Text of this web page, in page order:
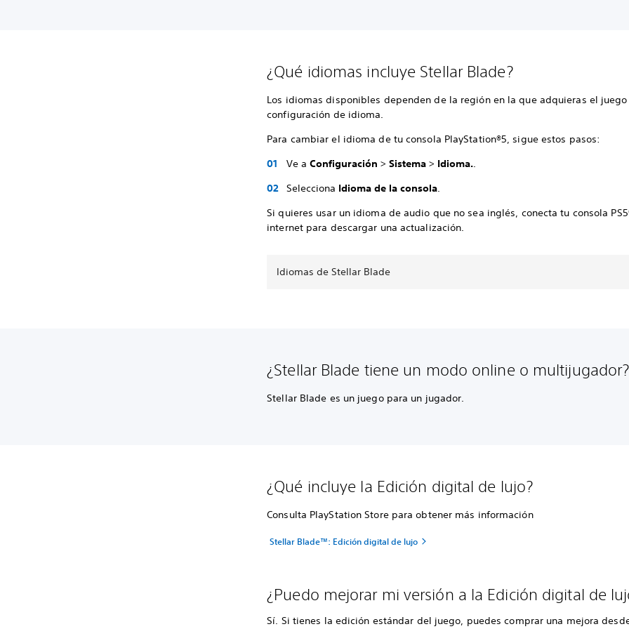
¿Qué idiomas incluye Stellar Blade?
Los idiomas disponibles dependen de la región en la que adquieras el
configuración de idioma.
Para cambiar el idioma de tu consola PlayStation®5, sigue estos pasos:
Ve aConfiguración>Sistema > Idioma..
Selecciona Idioma de la consola.
Si quieres usar un idioma de audio que no sea inglés, conecta tu consola
internet para descargar una actualización.
Idiomas de Stellar Blade
¿Stellar Blade tiene un modo online o multijugador?
Stellar Blade es un juego para un jugador.
¿Qué incluye la Edición digital de lujo?
Consulta PlayStation Store para obtener más información
Stellar Blade™: Edición digital de lujo
¿Puedo mejorar mi versión a la Edición digital de
Sí. Si tienes la edición estándar del juego, puedes comprar una mejora